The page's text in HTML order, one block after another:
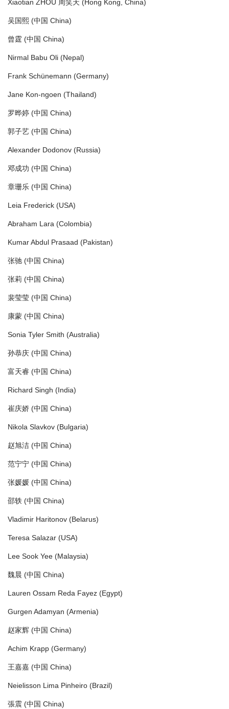
Xiaotian ZHOU 周笑天 (Hong Kong, China)
吴国熙 (中国 China)
曾霆 (中国 China)
Nirmal Babu Oli (Nepal)
Frank Schünemann (Germany)
Jane Kon-ngoen (Thailand)
罗晔婷 (中国 China)
郭子艺 (中国 China)
Alexander Dodonov (Russia)
邓成功 (中国 China)
章珊乐 (中国 China)
Leia Frederick (USA)
Abraham Lara (Colombia)
Kumar Abdul Prasaad (Pakistan)
张驰 (中国 China)
张莉 (中国 China)
裴莹莹 (中国 China)
康蒙 (中国 China)
Sonia Tyler Smith (Australia)
孙恭庆 (中国 China)
富天睿 (中国 China)
Richard Singh (India)
崔庆娇 (中国 China)
Nikola Slavkov (Bulgaria)
赵旭洁 (中国 China)
范宁宁 (中国 China)
张媛媛 (中国 China)
邵轶 (中国 China)
Vladimir Haritonov (Belarus)
Teresa Salazar (USA)
Lee Sook Yee (Malaysia)
魏晨 (中国 China)
Lauren Ossam Reda Fayez (Egypt)
Gurgen Adamyan (Armenia)
赵家辉 (中国 China)
Achim Krapp (Germany)
王嘉嘉 (中国 China)
Neielisson Lima Pinheiro (Brazil)
張震 (中国 China)